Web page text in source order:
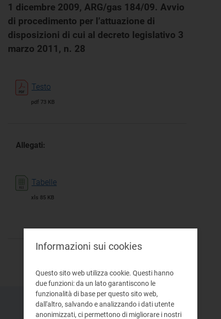
1 dicembre 2009, ARG/gas 184/09. Avvio
di procedimento per l’attuazione di
disposizioni di cui al decreto legislativo 3
marzo 2011, n. 28
Testo
pdf 73 KB
Allegati:
Tabelle
xls 85 KB
Informazioni sui cookies
Questo sito web utilizza cookie. Questi hanno
due funzioni: da un lato garantiscono le
funzionalità di base per questo sito web,
dall'altro, salvando e analizzando i dati utente
anonimizzati, ci permettono di migliorare i nostri